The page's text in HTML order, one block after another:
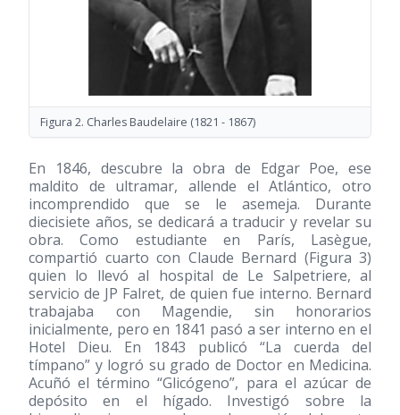
Figura 2. Charles Baudelaire (1821 - 1867)
En 1846, descubre la obra de Edgar Poe, ese
maldito de ultramar, allende el Atlántico, otro
incomprendido que se le asemeja. Durante
diecisiete años, se dedicará a traducir y revelar su
obra. Como estudiante en París, Lasègue,
compartió cuarto con Claude Bernard (Figura 3)
quien lo llevó al hospital de Le Salpetriere, al
servicio de JP Falret, de quien fue interno. Bernard
trabajaba con Magendie, sin honorarios
inicialmente, pero en 1841 pasó a ser interno en el
Hotel Dieu. En 1843 publicó “La cuerda del
tímpano” y logró su grado de Doctor en Medicina.
Acuñó el término “Glicógeno”, para el azúcar de
depósito en el hígado. Investigó sobre la